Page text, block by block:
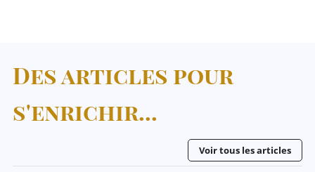
Des articles pour
s'enrichir...
Voir tous les articles